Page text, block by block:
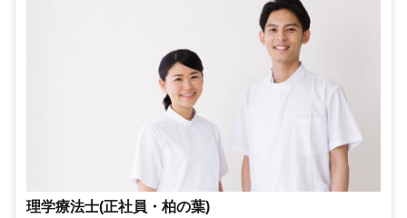
理学療法士(正社員・柏の葉)